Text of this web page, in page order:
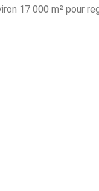
17 000 m² pour